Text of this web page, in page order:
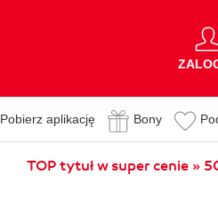
Pobierz aplikację Bony
TOP tytuł w super cenie »